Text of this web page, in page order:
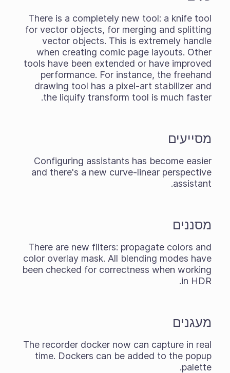
There is a completely new tool: a knife tool
for vector objects, for merging and splitting
vector objects. This is extremely handle
when creating comic page layouts. Other
tools have been extended or have improved
performance. For instance, the freehand
drawing tool has a pixel-art stabilizer and
the liquify transform tool is much faster.
מסייעים
Configuring assistants has become easier
and there's a new curve-linear perspective
assistant.
מסננים
There are new filters: propagate colors and
color overlay mask. All blending modes have
been checked for correctness when working
in HDR.
מעגנים
The recorder docker now can capture in real
time. Dockers can be added to the popup
palette.